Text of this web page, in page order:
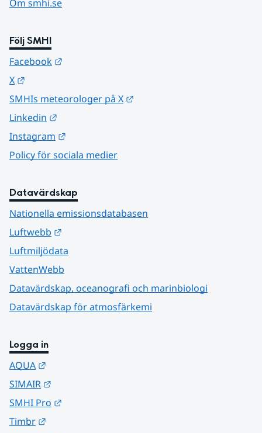
Om smhi.se
Följ SMHI
Facebook
X
SMHIs meteorologer på X
Linkedin
Instagram
Policy för sociala medier
Datavärdskap
Nationella emissionsdatabasen
Luftwebb
Luftmiljödata
VattenWebb
Datavärdskap, oceanografi och marinbiologi
Datavärdskap för atmosfärkemi
Logga in
AQUA
SIMAIR
SMHI Pro
Timbr